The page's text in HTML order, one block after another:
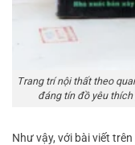
Trang trí nội thất theo
đáng tín đồ yêu
Như vậy, với bài viết